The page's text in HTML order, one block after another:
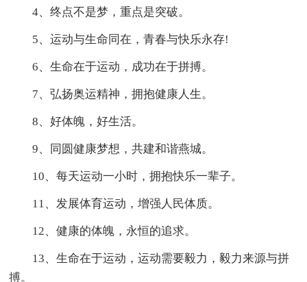
4、终点不是梦，重点是突破。
5、运动与生命同在，青春与快乐永存!
6、生命在于运动，成功在于拼搏。
7、弘扬奥运精神，拥抱健康人生。
8、好体魄，好生活。
9、同圆健康梦想，共建和谐燕城。
10、每天运动一小时，拥抱快乐一辈子。
11、发展体育运动，增强人民体质。
12、健康的体魄，永恒的追求。
13、生命在于运动，运动需要毅力，毅力来源与拼
搏。